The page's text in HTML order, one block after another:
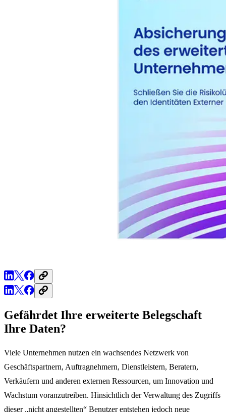
Gefährdet Ihre erweiterte Belegschaft
Ihre Daten?
Viele Unternehmen nutzen ein wachsendes Netzwerk von
Geschäftspartnern, Auftragnehmern, Dienstleistern, Beratern,
Verkäufern und anderen externen Ressourcen, um Innovation und
Wachstum voranzutreiben. Hinsichtlich der Verwaltung des Zugriffs
dieser „nicht angestellten“ Benutzer entstehen jedoch neue